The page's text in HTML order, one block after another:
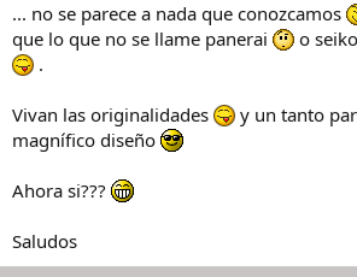
... no se parece a nada que conozcamos
que lo que no se llame panerai
o seiko
.
Vivan las originalidades y un tanto
magnífico diseño
Ahora si???
Saludos